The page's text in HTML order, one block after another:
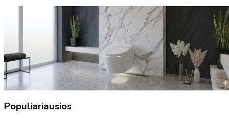
Populiariausios